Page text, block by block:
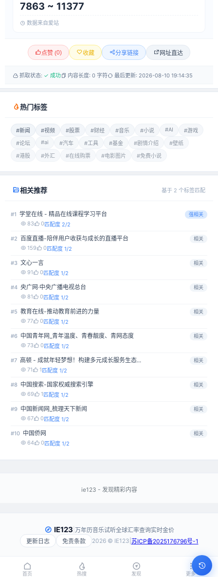
首页 热搜 发现 更多
7863 ~ 11377
数据来自爱站
点赞 (0) 收藏 分享链接 网址直达
抓取状态: ✓ 成功 内容长度: 0 字符 最后更新: 2026-08-10 19:14:35
热门标签
#新闻 #视频 #股票 #财经 #音乐 #小说 #AI
#游戏
#论坛
#ai #汽车 #工具 #基金 #剧情介绍
#壁纸
#港股
#外汇 #在线购票 #电影图片 #免费小说
相关推荐 基于 2 个标签匹配
#1 学堂在线 - 精品在线课程学习平台 强相关
83 0匹配度 2/2
#2 百度直播-陪伴用户收获与成长的直播平台 相关
159 0匹配度 1/2
#3 文心一言 相关
91 0匹配度 1/2
#4 央广网·中央广播电视总台 相关
81 0匹配度 1/2
#5 教育在线-推动教育前进的力量 相关
77 0匹配度 1/2
#6 中国青年网_青年温度、青春靓度、青网态度 相关
73 0匹配度 1/2
#7 高顿 - 成就年轻梦想！构建多元成长服务生态... 相关
71 1匹配度 1/2
#8 中国搜索-国家权威搜索引擎 相关
69 1匹配度 1/2
#9 中国新闻网_梳理天下新闻 相关
67 0匹配度 1/2
#10 中国侨网 相关
64 0匹配度 1/2
ie123 - 发现精彩内容
IE123 万年历音乐试听全球汇率查询实时金价
更新日志
免责条款 2026 © IE123 苏ICP备2025176796号-1